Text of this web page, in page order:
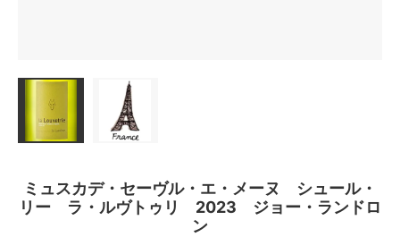
ミュスカデ・セーヴル・エ・メーヌ シュール・
リー ラ・ルヴトゥリ 2023 ジョー・ランドロ
ン